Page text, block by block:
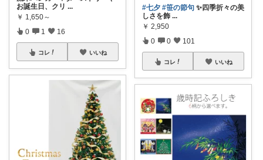
お誕生日、クリ ...
￥ 1,650～
0 1 16
コレ いいね
#七夕 #笹の節句 ✨四季折々の美
しさを飾 ...
￥ 2,950
0 0 101
コレ いいね